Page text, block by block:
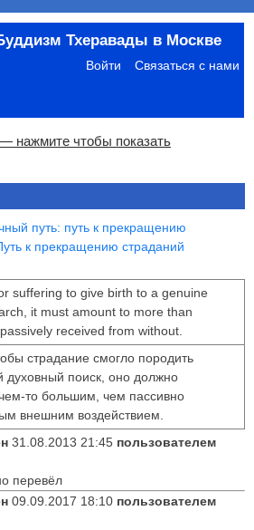
Тхеравады в Москве
Войти Связаться с нами
нажмите чтобы показать
путь: путь к прекращению
к прекращению страданий
suffering to give birth to a genuine
it must amount to more than
received from without.
страдание смогло породить
духовный поиск, оно должно
чем-то большим, чем пассивно
внешним воздействием.
31.08.2013 21:45 пользователем
перевёл
09.09.2017 18:10 пользователем